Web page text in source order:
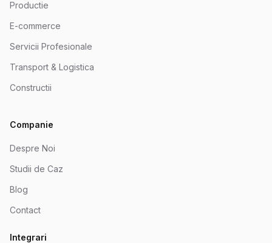
Productie
E-commerce
Servicii Profesionale
Transport & Logistica
Constructii
Companie
Despre Noi
Studii de Caz
Blog
Contact
Integrari